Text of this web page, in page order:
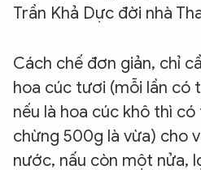
Trần Khả Dực đời nhà
Cách chế đơn giản, chỉ
hoa cúc tươi (mỗi lần có
nếu là hoa cúc khô thì có
chừng 500g là vừa) cho
nước, nấu còn một nửa,